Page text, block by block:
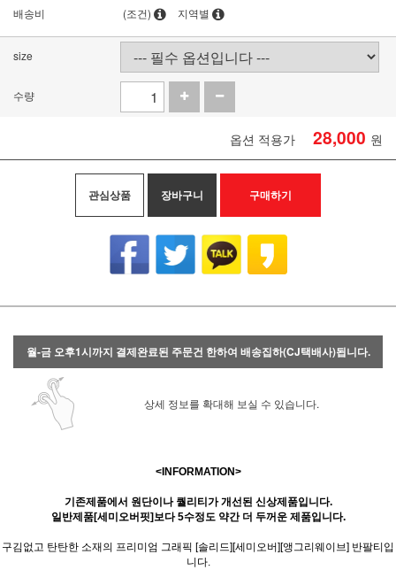
배송비
(조건) 지역별
size
수량
옵션 적용가 28,000 원
관심상품 장바구니 구매하기
월-금 오후1시까지 결제완료된 주문건 한하여 배송집하(CJ택배사)됩니다.
상세 정보를 확대해 보실 수 있습니다.
<INFORMATION>
기존제품에서 원단이나 퀄리티가 개선된 신상제품입니다.
일반제품[세미오버핏]보다 5수정도 약간 더 두꺼운 제품입니다.
구김없고 탄탄한 소재의 프리미엄 그래픽 [솔리드][세미오버][앵그리웨이브] 반팔티입
니다.